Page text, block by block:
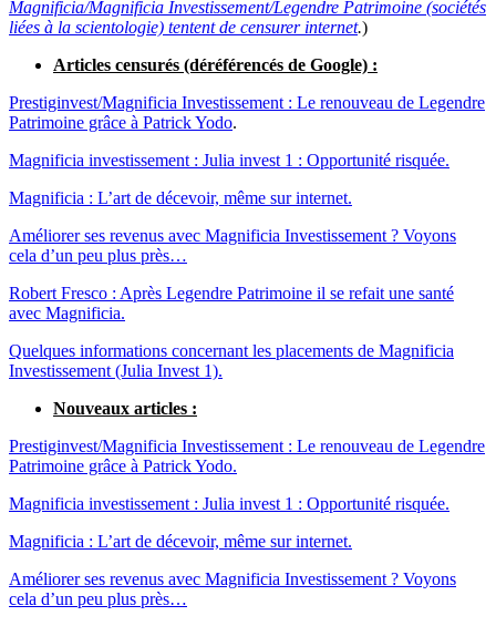
Magnificia/Magnificia Investissement/Legendre Patrimoine (sociétés
liées à la scientologie) tentent de censurer internet.)
Articles censurés (déréférencés de Google) :
Prestiginvest/Magnificia Investissement : Le renouveau de Legendre
Patrimoine grâce à Patrick Yodo.
Magnificia investissement : Julia invest 1 : Opportunité risquée.
Magnificia : L’art de décevoir, même sur internet.
Améliorer ses revenus avec Magnificia Investissement ? Voyons
cela d’un peu plus près…
Robert Fresco : Après Legendre Patrimoine il se refait une santé
avec Magnificia.
Quelques informations concernant les placements de Magnificia
Investissement (Julia Invest 1).
Nouveaux articles :
Prestiginvest/Magnificia Investissement : Le renouveau de Legendre
Patrimoine grâce à Patrick Yodo.
Magnificia investissement : Julia invest 1 : Opportunité risquée.
Magnificia : L’art de décevoir, même sur internet.
Améliorer ses revenus avec Magnificia Investissement ? Voyons
cela d’un peu plus près…